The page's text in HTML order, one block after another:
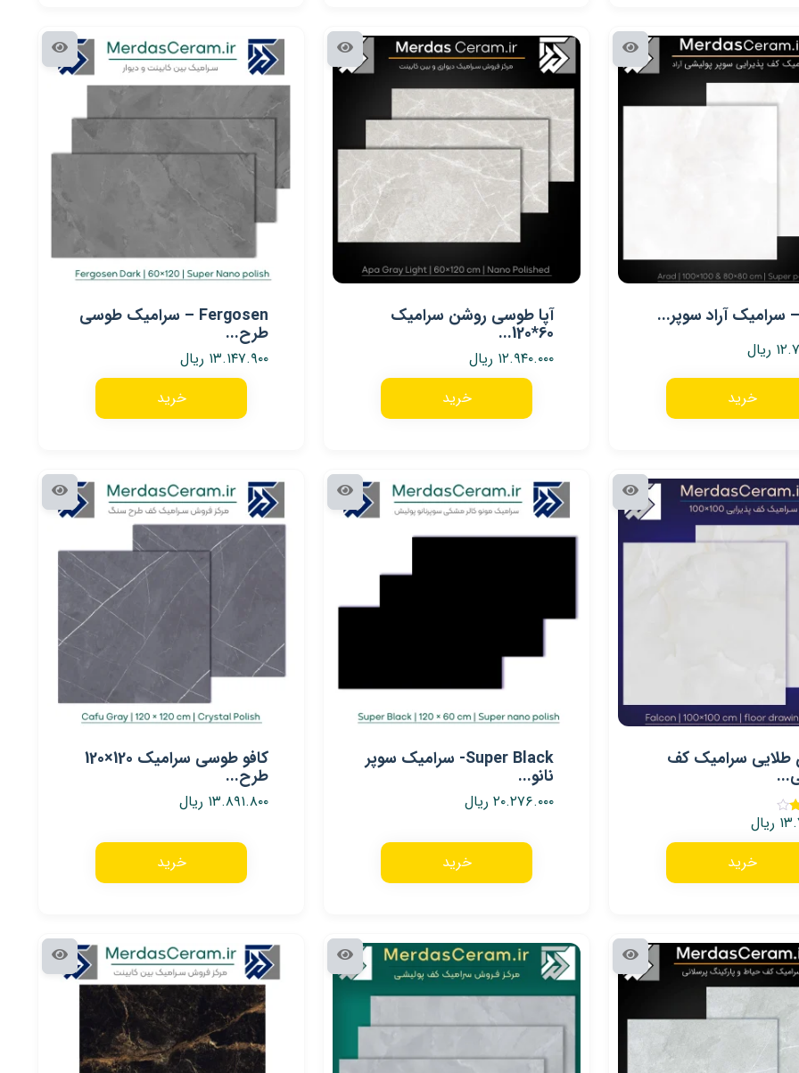
ریال
خرید
آپا طوسی روشن سرامیک
60*120...
۱۲.۹۴۰.۰۰۰ ریال
خرید
Fergosen – سرامیک طوسی
طرح...
۱۳.۱۴۷.۹۰۰ ریال
خرید
طلایی سرامیک کف
ریال
خرید
Super Black- سرامیک سوپر
نانو...
۲۰.۲۷۶.۰۰۰ ریال
خرید
کافو طوسی سرامیک 120×120
طرح...
۱۳.۸۹۱.۸۰۰ ریال
خرید